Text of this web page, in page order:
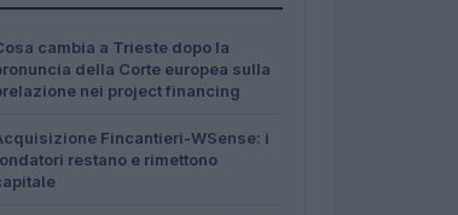
cambia a Trieste dopo la
della Corte europea sulla
nei project financing
Fincantieri-WSense: i
restano e rimettono